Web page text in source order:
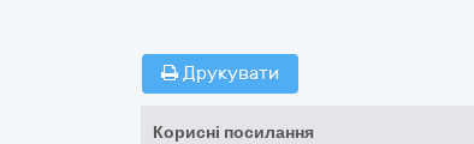
Друкувати
Корисні посилання